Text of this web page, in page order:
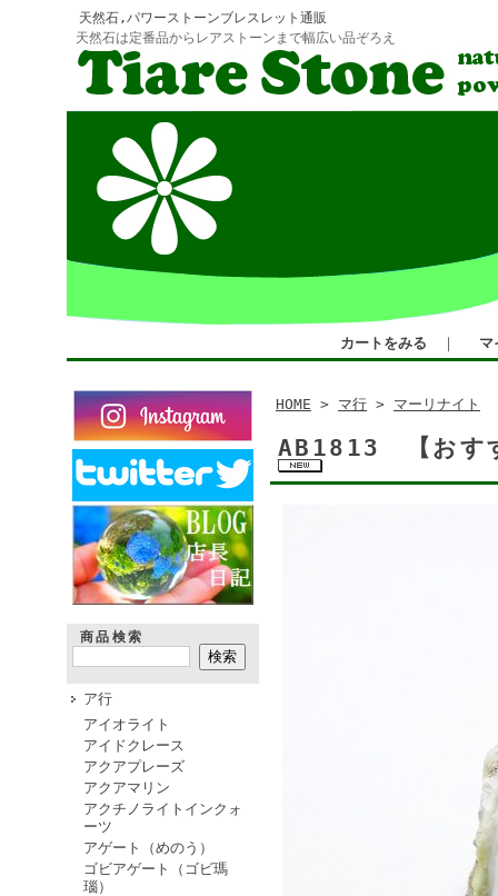
天然石,パワーストーンブレスレット通販
天然石は定番品からレアストーンまで幅広い品ぞろえ
カートをみる ｜ マ
商品検索
ア行
アイオライト
アイドクレース
アクアプレーズ
アクアマリン
アクチノライトインクォ
ーツ
アゲート（めのう）
ゴビアゲート（ゴビ瑪
瑙）
HOME > マ行 > マーリナイト
AB1813 【おす